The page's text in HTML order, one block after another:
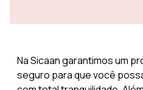
Na Sicaan garantimos um
seguro para que você